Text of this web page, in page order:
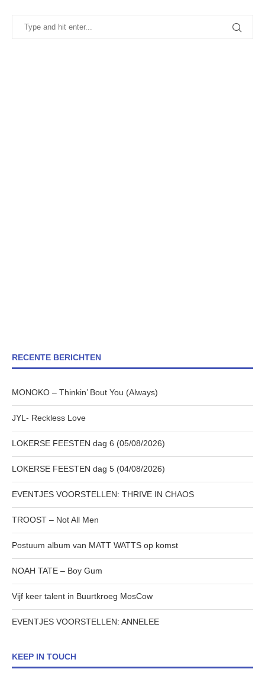
RECENTE BERICHTEN
MONOKO – Thinkin’ Bout You (Always)
JYL- Reckless Love
LOKERSE FEESTEN dag 6 (05/08/2026)
LOKERSE FEESTEN dag 5 (04/08/2026)
EVENTJES VOORSTELLEN: THRIVE IN CHAOS
TROOST – Not All Men
Postuum album van MATT WATTS op komst
NOAH TATE – Boy Gum
Vijf keer talent in Buurtkroeg MosCow
EVENTJES VOORSTELLEN: ANNELEE
KEEP IN TOUCH